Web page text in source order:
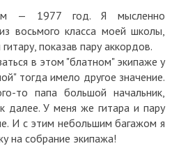
— 1977 год. Я мысленно
восьмого класса моей школы,
показав пару аккордов.
в этом "блатном" экипаже у
тогда имело другое значение.
то папа большой начальник,
далее. У меня же гитара и пару
И с этим небольшим багажом я
на собрание экипажа!